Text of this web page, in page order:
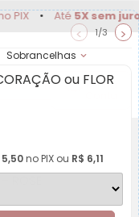
• Até5X sem juros •
Sobrancelhas
Achadinhos Minha
< 1/3 >
ou FLOR
5,50no PIX ou R$ 6,11